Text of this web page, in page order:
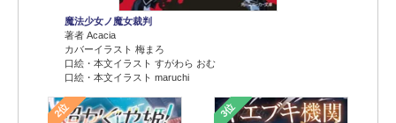
魔法少女ノ魔女裁判
著者 Acacia
カバーイラスト 梅まろ
口絵・本文イラスト すがわら おむ
口絵・本文イラスト maruchi
2位 3位